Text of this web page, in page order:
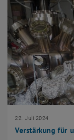
Verstärkung für
22. Juli 2024